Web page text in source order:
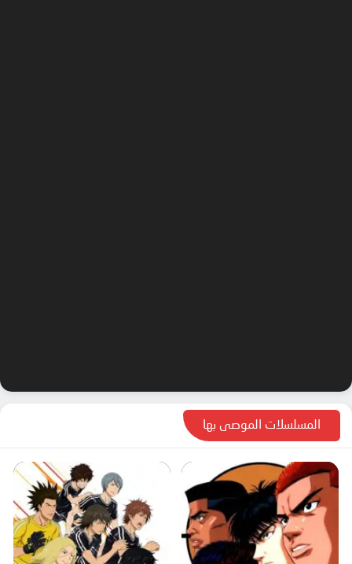
المسلسلات الموصى بها